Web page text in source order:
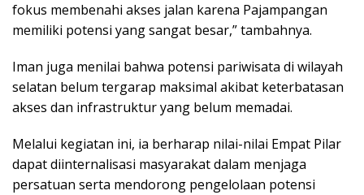
fokus membenahi akses jalan karena Pajampangan
memiliki potensi yang sangat besar,” tambahnya.
Iman juga menilai bahwa potensi pariwisata di wilayah
selatan belum tergarap maksimal akibat keterbatasan
akses dan infrastruktur yang belum memadai.
Melalui kegiatan ini, ia berharap nilai-nilai Empat Pilar
dapat diinternalisasi masyarakat dalam menjaga
persatuan serta mendorong pengelolaan potensi